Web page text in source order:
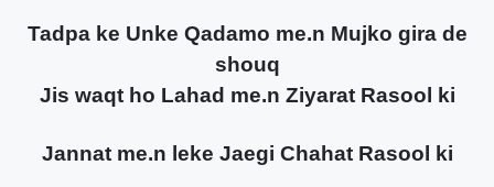
Tadpa ke Unke Qadamo me.n Mujko gira de
shouq
Jis waqt ho Lahad me.n Ziyarat Rasool ki
Jannat me.n leke Jaegi Chahat Rasool ki